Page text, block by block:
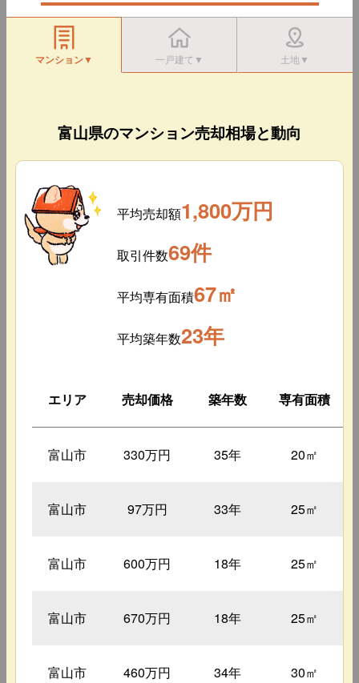
マンション▼ 一戸建て▼ 土地▼
富山県のマンション売却相場と動向
平均売却額1,800万円
取引件数69件
平均専有面積67㎡
平均築年数23年
エリア 売却価格 築年数 専有面積
富山市 330万円 35年 20㎡
富山市 97万円 33年 25㎡
富山市 600万円 18年 25㎡
富山市 670万円 18年 25㎡
富山市 460万円 34年 30㎡